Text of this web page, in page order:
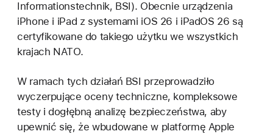
Informationstechnik, BSI). Obecnie urządzenia
iPhone i iPad z systemami iOS 26 i iPadOS 26 są
certyfikowane do takiego użytku we wszystkich
krajach NATO.
W ramach tych działań BSI przeprowadziło
wyczerpujące oceny techniczne, kompleksowe
testy i dogłębną analizę bezpieczeństwa, aby
upewnić się, że wbudowane w platformę Apple